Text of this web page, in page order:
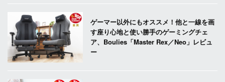
ゲーマー以外にもオススメ！他と一線を画
す座り心地と使い勝手のゲーミングチェ
ア、Boulies「Master Rex／Neo」レビュ
ー